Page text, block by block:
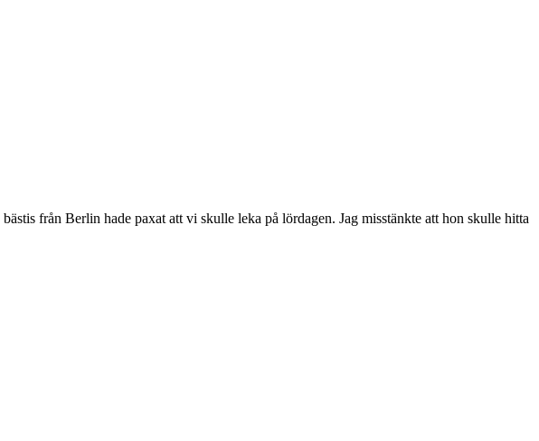
från Berlin hade paxat att vi skulle leka på lördagen. Jag misstänkte att hon skulle hitta